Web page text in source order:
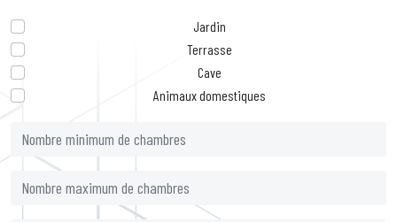
Jardin
Terrasse
Cave
Animaux domestiques